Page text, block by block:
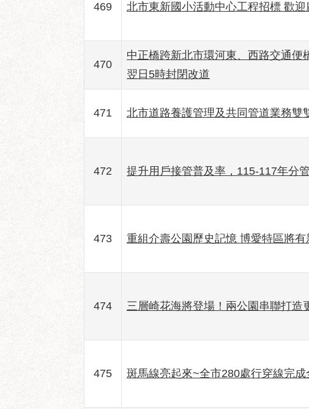
469 北市東新國小活動中心工程招標 歡迎
470
中正橋跨新北市環河東、西路交通
翌日5時封閉改道
471 北市道路養護管理及共同管道業務雙
472 提升用戶接管普及率，115-117年分
473 重組介壽公園歷史記憶 博愛特區將有
474 三層崎花海將登場！兩公園串聯打造
475 斑馬線亮起來~全市280處行穿線完成